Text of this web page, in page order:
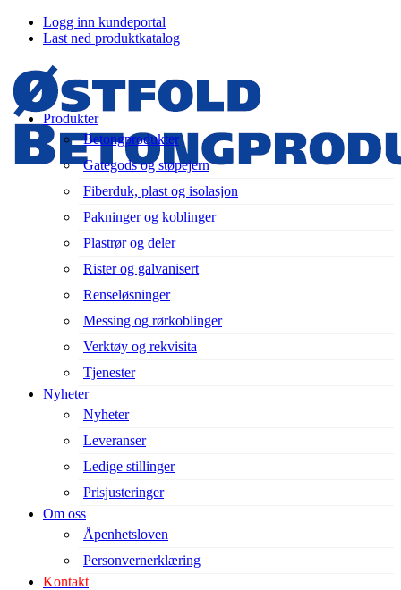
Logg inn kundeportal
Last ned produktkatalog
Produkter
Betongprodukter
Gategods og støpejern
Fiberduk, plast og isolasjon
Pakninger og koblinger
Plastrør og deler
Rister og galvanisert
Renseløsninger
Messing og rørkoblinger
Verktøy og rekvisita
Tjenester
Nyheter
Nyheter
Leveranser
Ledige stillinger
Prisjusteringer
Om oss
Åpenhetsloven
Personvernerklæring
Kontakt